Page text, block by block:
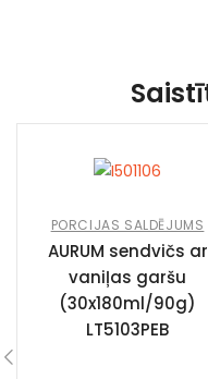
PORCIJAS SALDĒJUMS
AURUM sendvičs ar
vaniļas garšu
(30x180ml/90g)
LT5103PEB